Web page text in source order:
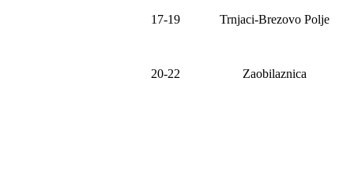
17-19 Trnjaci-Brezovo Polje
20-22 Zaobilaznica